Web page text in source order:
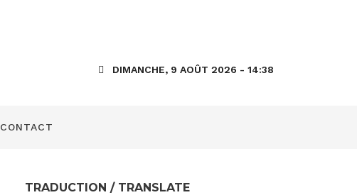
DIMANCHE, 9 AOÛT 2026 - 14:38
CONTACT
TRADUCTION / TRANSLATE